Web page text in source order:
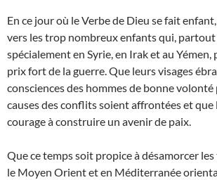
En ce jour où le Verbe de Dieu se fait
vers les trop nombreux enfants qui, partout
spécialement en Syrie, en Irak et au Yémen,
prix fort de la guerre. Que leurs visages
consciences des hommes de bonne volonté
causes des conflits soient affrontées et que
courage à construire un avenir de paix.
Que ce temps soit propice à désamorcer
le Moyen Orient et en Méditerranée